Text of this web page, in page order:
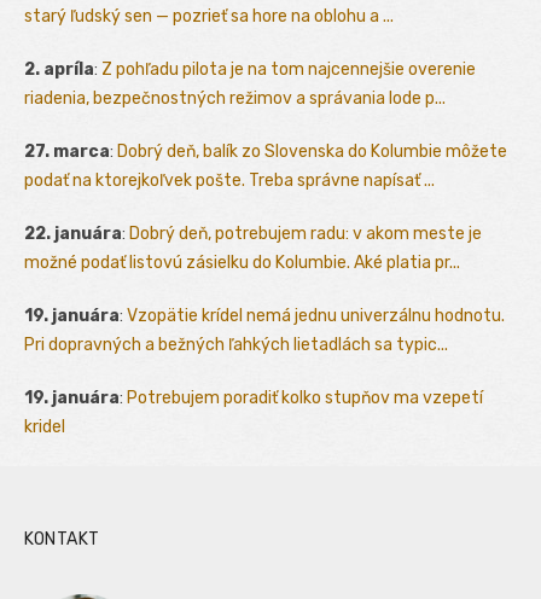
starý ľudský sen — pozrieť sa hore na oblohu a ...
2. apríla: Z pohľadu pilota je na tom najcennejšie overenie
riadenia, bezpečnostných režimov a správania lode p...
27. marca: Dobrý deň, balík zo Slovenska do Kolumbie môžete
podať na ktorejkoľvek pošte. Treba správne napísať ...
22. januára: Dobrý deň, potrebujem radu: v akom meste je
možné podať listovú zásielku do Kolumbie. Aké platia pr...
19. januára: Vzopätie krídel nemá jednu univerzálnu hodnotu.
Pri dopravných a bežných ľahkých lietadlách sa typic...
19. januára: Potrebujem poradiť kolko stupňov ma vzepetí
kridel
KONTAKT